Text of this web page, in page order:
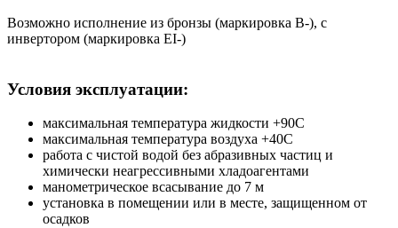
Возможно исполнение из бронзы (маркировка B-), с
инвертором (маркировка EI-)
Условия эксплуатации:
максимальная температура жидкости +90С
максимальная температура воздуха +40С
работа с чистой водой без абразивных частиц и
химически неагрессивными хладоагентами
манометрическое всасывание до 7 м
установка в помещении или в месте, защищенном от
осадков